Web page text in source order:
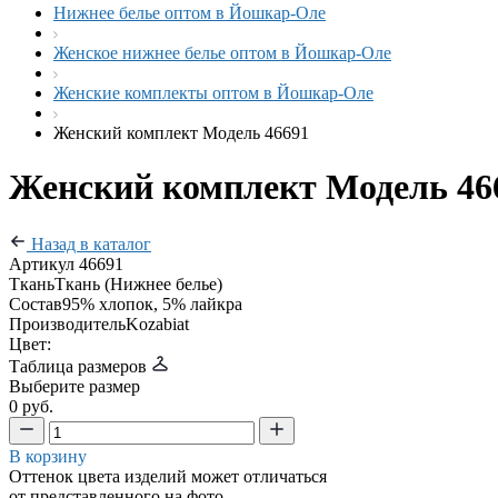
Нижнее белье оптом в Йошкар-Оле
Женское нижнее белье оптом в Йошкар-Оле
Женские комплекты оптом в Йошкар-Оле
Женский комплект Модель 46691
Женский комплект Модель
Назад в каталог
Артикул 46691
ТканьТкань (Нижнее белье)
Состав95% хлопок, 5% лайкра
ПроизводительKozabiat
Цвет:
Таблица размеров
Выберите размер
0 руб.
В корзину
Оттенок цвета изделий может отличаться